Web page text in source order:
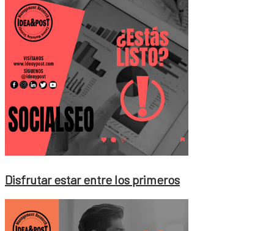
Disfrutar estar entre los primeros